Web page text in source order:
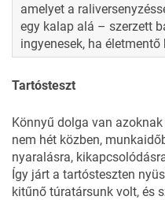
amelyet a
egy kalap alá – szerzett
ingyenesek, ha
Tartósteszt
Könnyű dolga van
nem hét közben,
nyaralásra,
Így járt a tartósteszten
kitűnő túratársunk volt, és